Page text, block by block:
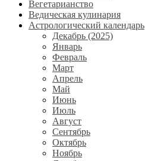
Вегетарианство
Ведическая кулинария
Астрологический календарь
Декабрь (2025)
Январь
Февраль
Март
Апрель
Май
Июнь
Июль
Август
Сентябрь
Октябрь
Ноябрь